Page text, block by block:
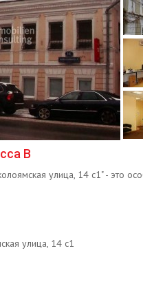
B
улица, 14 с1" - это
улица, 14 с1